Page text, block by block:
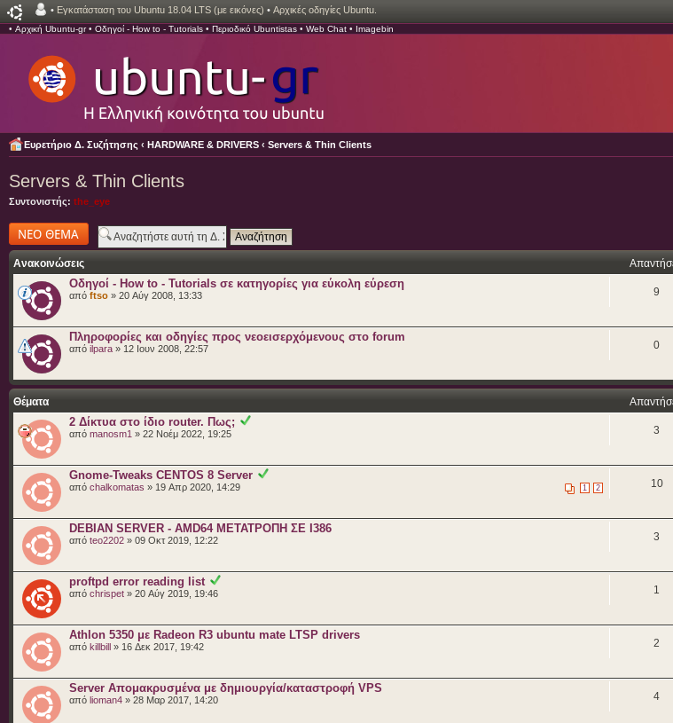
• Εγκατάσταση του Ubuntu 18.04 LTS (με εικόνες) • Αρχικές οδηγίες Ubuntu.
• Αρχική Ubuntu-gr• Οδηγοί - How to - Tutorials • Περιοδικό Ubuntistas • Web Chat • Imagebin
Ευρετήριο Δ. Συζήτησης ‹ HARDWARE & DRIVERS ‹ Servers & Thin Clients
Servers & Thin Clients
Συντονιστής: the_eye
Δημιουργία νέου
θέματος
Ανακοινώσεις
Οδηγοί - How to - Tutorials σε κατηγορίες για εύκολη εύρεση
από ftso » 20 Αύγ 2008, 13:33 9
Πληροφορίες και οδηγίες προς νεοεισερχόμενους στο forum
από ilpara » 12 Ιουν 2008, 22:57 0
Θέματα
2 Δίκτυα στο ίδιο router. Πως;
από manosm1 » 22 Νοέμ 2022, 19:25 3
Gnome-Tweaks CENTOS 8 Server
1 2
από chalkomatas » 19 Απρ 2020, 14:29 10
DEBIAN SERVER - AMD64 ΜΕΤΑΤΡΟΠΗ ΣΕ I386
από teo2202 » 09 Οκτ 2019, 12:22 3
proftpd error reading list
από chrispet » 20 Αύγ 2019, 19:46 1
Athlon 5350 με Radeon R3 ubuntu mate LTSP drivers
από killbill » 16 Δεκ 2017, 19:42 2
Server Απομακρυσμένα με δημιουργία/καταστροφή VPS
από lioman4 » 28 Μαρ 2017, 14:20 4